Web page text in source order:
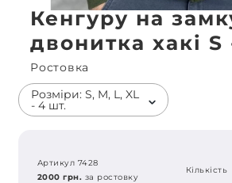
Кенгуру на
двонитка хакі S
Ростовка
Розміри: S, M, L, XL
- 4 шт.
Артикул 7428
2000 грн. за ростовку
Кількість